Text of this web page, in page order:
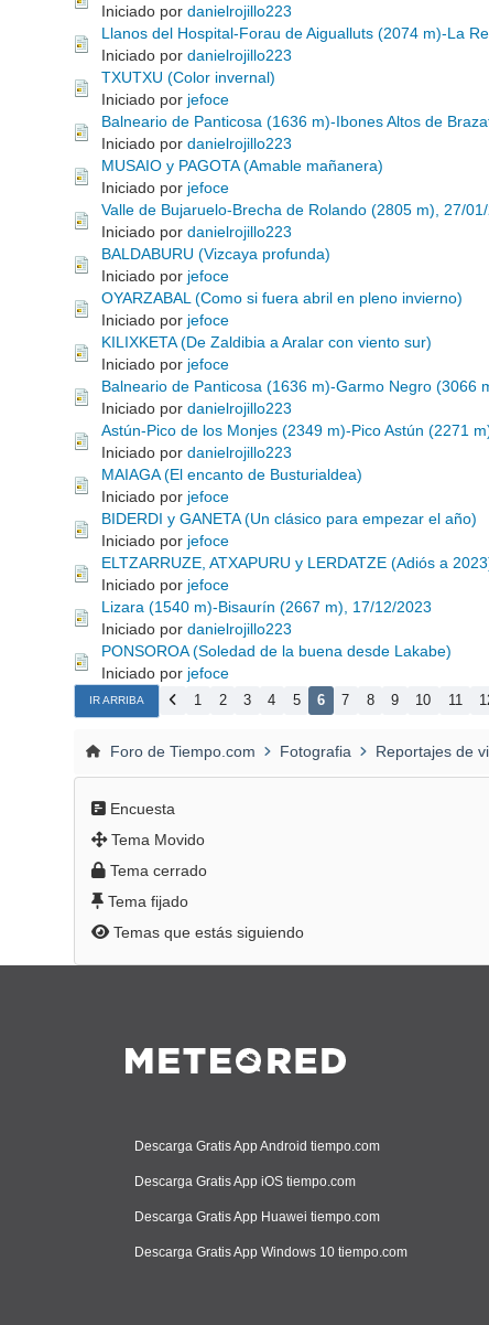
Iniciado por danielrojillo223
Llanos del Hospital-Forau de Aigualluts (2074 m)-La
Iniciado por danielrojillo223
TXUTXU (Color invernal)
Iniciado por jefoce
Balneario de Panticosa (1636 m)-Ibones Altos de
Iniciado por danielrojillo223
MUSAIO y PAGOTA (Amable mañanera)
Iniciado por jefoce
Valle de Bujaruelo-Brecha de Rolando (2805 m), 27/
Iniciado por danielrojillo223
BALDABURU (Vizcaya profunda)
Iniciado por jefoce
OYARZABAL (Como si fuera abril en pleno invierno)
Iniciado por jefoce
KILIXKETA (De Zaldibia a Aralar con viento sur)
Iniciado por jefoce
Balneario de Panticosa (1636 m)-Garmo Negro (3066
Iniciado por danielrojillo223
Astún-Pico de los Monjes (2349 m)-Pico Astún (2271
Iniciado por danielrojillo223
MAIAGA (El encanto de Busturialdea)
Iniciado por jefoce
BIDERDI y GANETA (Un clásico para empezar el año)
Iniciado por jefoce
ELTZARRUZE, ATXAPURU y LERDATZE (Adiós a
Iniciado por jefoce
Lizara (1540 m)-Bisaurín (2667 m), 17/12/2023
Iniciado por danielrojillo223
PONSOROA (Soledad de la buena desde Lakabe)
Iniciado por jefoce
IR ARRIBA 1 2 3 4 5 6 7 8 9 10 11
Foro de Tiempo.com Fotografia Reportajes de
Encuesta
Tema Movido
Tema cerrado
Tema fijado
Temas que estás siguiendo
Descarga Gratis App Android tiempo.com
Descarga Gratis App iOS tiempo.com
Descarga Gratis App Huawei tiempo.com
Descarga Gratis App Windows 10 tiempo.com